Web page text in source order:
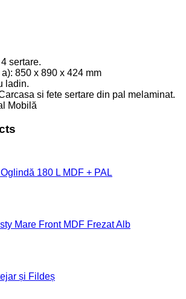
sertare.
850 x 890 x 424 mm
ladin.
si fete sertare din pal melaminat.
Mobilă
180 L MDF + PAL
Mare Front MDF Frezat Alb
și Fildeș